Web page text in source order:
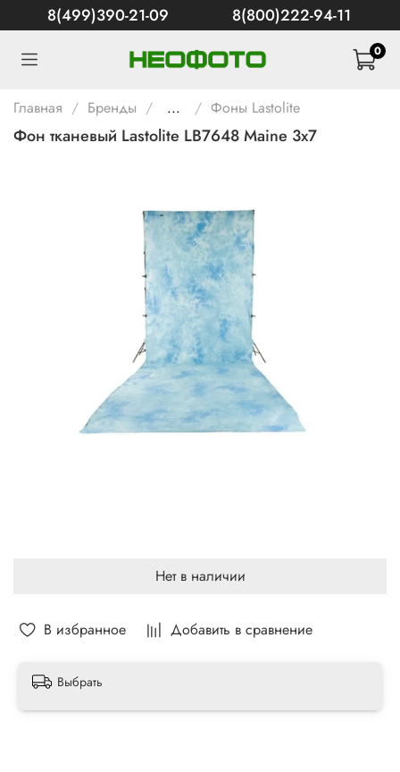
8(499)390-21-09 8(800)222-94-11
0
Главная Бренды ... Фоны Lastolite
Фон тканевый Lastolite LB7648 Maine 3х7
Нет в наличии
В избранное Добавить в сравнение
Выбрать